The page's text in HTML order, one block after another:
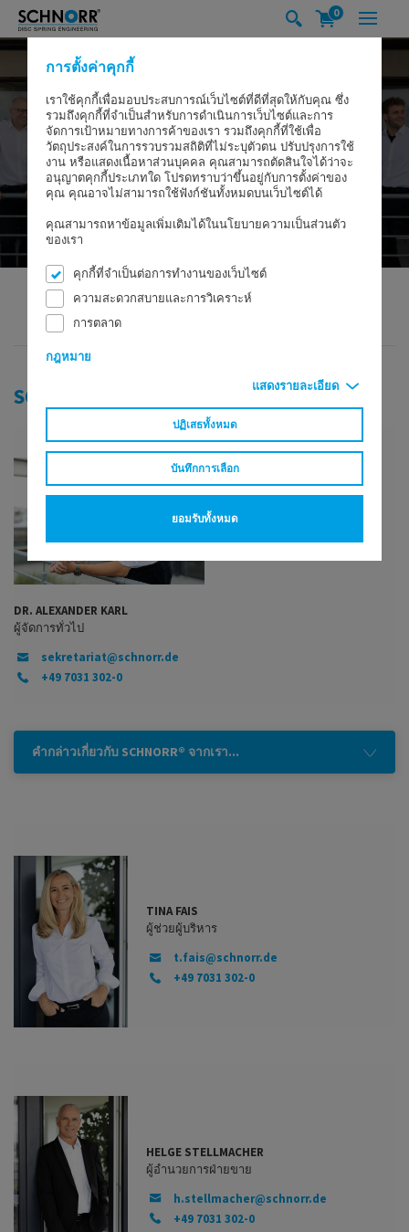
การตั้งค่าคุกกี้
เราใช้คุกกี้เพื่อมอบประสบการณ์เว็บไซต์ที่ดีที่สุดให้กับคุณ ซึ่ง
รวมถึงคุกกี้ที่จำเป็นสำหรับการดำเนินการเว็บไซต์และการ
จัดการเป้าหมายทางการค้าของเรา รวมถึงคุกกี้ที่ใช้เพื่อ
วัตถุประสงค์ในการรวบรวมสถิติที่ไม่ระบุตัวตน ปรับปรุงการใช้
งาน หรือแสดงเนื้อหาส่วนบุคคล คุณสามารถตัดสินใจได้ว่าจะ
อนุญาตคุกกี้ประเภทใด โปรดทราบว่าขึ้นอยู่กับการตั้งค่าของ
คุณ คุณอาจไม่สามารถใช้ฟังก์ชันทั้งหมดบนเว็บไซต์ได้
คุณสามารถหาข้อมูลเพิ่มเติมได้ในนโยบายความเป็นส่วนตัว
ของเรา
คุกกี้ที่จำเป็นต่อการทำงานของเว็บไซต์
ความสะดวกสบายและการวิเคราะห์
การตลาด
กฎหมาย
แสดงรายละเอียด
ปฏิเสธทั้งหมด
บันทึกการเลือก
ยอมรับทั้งหมด
0
SCHNORR GMBH
SCHNORR® ฝ่ายบริหาร
DR. ALEXANDER KARL
ผู้จัดการทั่วไป
sekretariat@schnorr.de
+49 7031 302-0
คำกล่าวเกี่ยวกับ SCHNORR® จากเรา...
TINA FAIS
ผู้ช่วยผู้บริหาร
t.fais@schnorr.de
+49 7031 302-0
HELGE STELLMACHER
ผู้อำนวยการฝ่ายขาย
h.stellmacher@schnorr.de
+49 7031 302-0